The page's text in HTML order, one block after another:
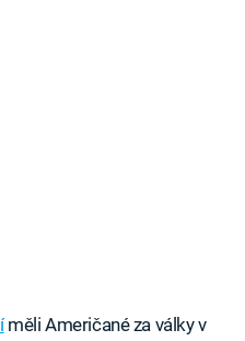
měli Američané za války v